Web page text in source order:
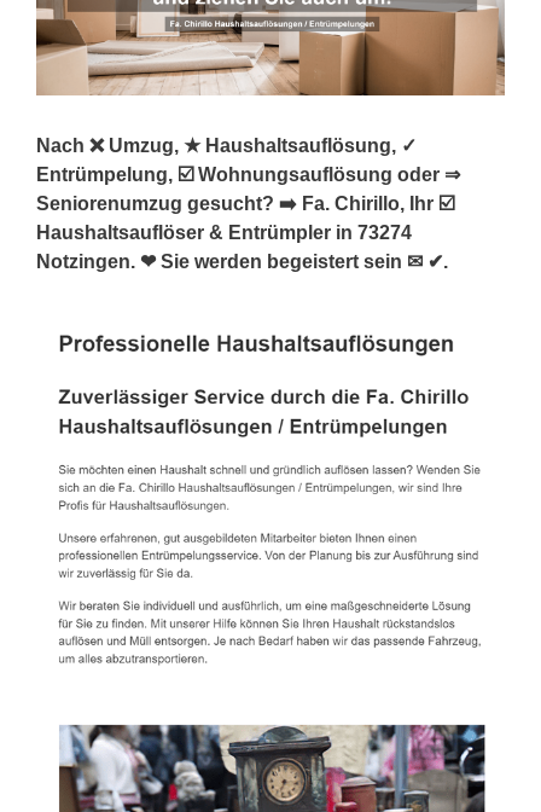
Nach ❌ Umzug, ★ Haushaltsauflösung, ✓
Entrümpelung, ☑️ Wohnungsauflösung oder ⇒
Seniorenumzug gesucht? ➡️ Fa. Chirillo, Ihr ☑️
Haushaltsauflöser & Entrümpler in 73274
Notzingen. ❤ Sie werden begeistert sein ✉ ✔.